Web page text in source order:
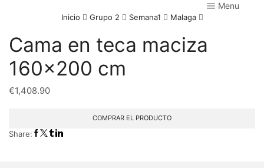
Menu
Inicio Grupo 2 Semana1 Malaga
Cama en teca maciza
160×200 cm
€1,408.90
COMPRAR EL PRODUCTO
Share: